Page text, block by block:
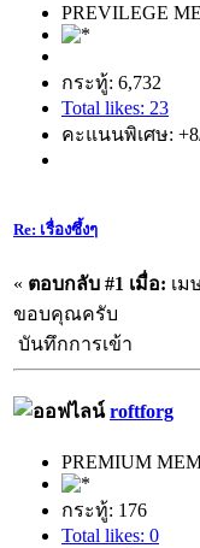
PREVILEGE
กระทู้: 6,732
Total likes: 23
คะแนนพิเศษ:
Re: เรื่องซึ้งๆ
« ตอบกลับ #1 เมื่อ: เม
ขอบคุณครับ
บันทึกการเข้า
roftforg
PREMIUM
กระทู้: 176
Total likes: 0